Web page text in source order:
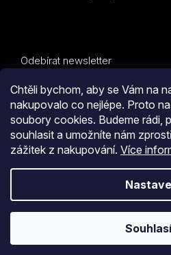
Chtěli bychom, aby se Vám na
nakupovalo co nejlépe. Proto
soubory cookies. Budeme rádi,
souhlasit a umožníte nám
zážitek z nakupování. Více
Odebírat newsletter
Vložte svůj e-mail a my vám
nových produktech na našem e-
E-mail
obchodními podmínkamii s
osobních údajů.
Vytvořil
COLLM.CZ.
nastavení